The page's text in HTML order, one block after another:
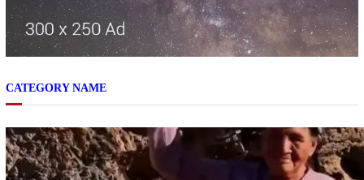
CATEGORY NAME